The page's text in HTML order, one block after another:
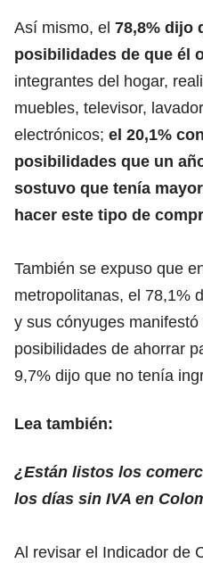
Así mismo, el 78,8% dijo
posibilidades de que él
integrantes del hogar,
muebles, televisor,
electrónicos; el 20,1%
posibilidades que un
sostuvo que tenía
hacer este tipo de
También se expuso que
metropolitanas, el 78,1%
y sus cónyuges
posibilidades de ahorrar
9,7% dijo que no tenía
Lea también:
¿Están listos los
los días sin IVA en
Al revisar el Indicador de